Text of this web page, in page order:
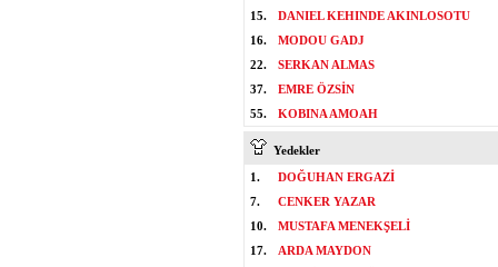
15.
DANIEL KEHINDE AKINLOSOTU
16.
MODOU GADJ
22.
SERKAN ALMAS
37.
EMRE ÖZSİN
55.
KOBINA AMOAH
Yedekler
1.
DOĞUHAN ERGAZİ
7.
CENKER YAZAR
10.
MUSTAFA MENEKŞELİ
17.
ARDA MAYDON